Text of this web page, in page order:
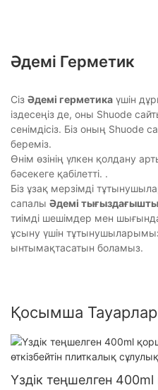
Әдемі Герметик
Сіз Әдемі герметика үшін
іздесеңіз де, оны Shuode
сенімдісіз. Біз оның Shuode
береміз.
Өнім өзінің үлкен қолдану
бәсекеге қабілетті. .
Біз ұзақ мерзімді
сапалы Әдемі тығыздағышты
тиімді шешімдер мен
ұсыну үшін
ынтымақтасатын боламыз.
Қосымша Тауарлар
Үздік теңшелген